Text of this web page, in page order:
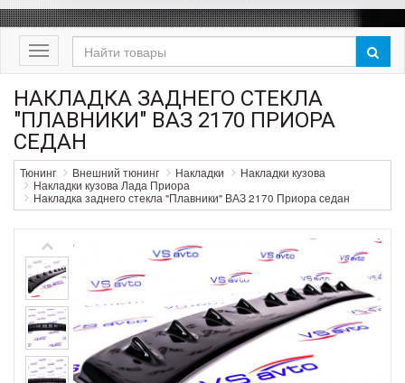
Меню
НАКЛАДКА ЗАДНЕГО СТЕКЛА
"ПЛАВНИКИ" ВАЗ 2170 ПРИОРА
СЕДАН
Тюнинг Внешний тюнинг Накладки
Накладки кузова
Накладки кузова Лада Приора
Накладка заднего стекла "Плавники" ВАЗ 2170 Приора седан